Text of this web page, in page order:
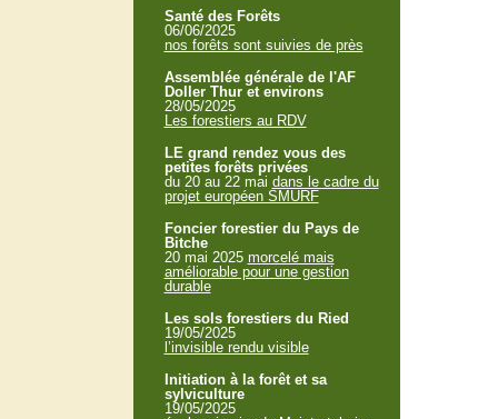
Santé des Forêts
06/06/2025
nos forêts sont suivies de près
Assemblée générale de l'AF
Doller Thur et environs
28/05/2025
Les forestiers au RDV
LE grand rendez vous des
petites forêts privées
du 20 au 22 mai dans le cadre du
projet européen SMURF
Foncier forestier du Pays de
Bitche
20 mai 2025 morcelé mais
améliorable pour une gestion
durable
Les sols forestiers du Ried
19/05/2025
l’invisible rendu visible
Initiation à la forêt et sa
sylviculture
19/05/2025